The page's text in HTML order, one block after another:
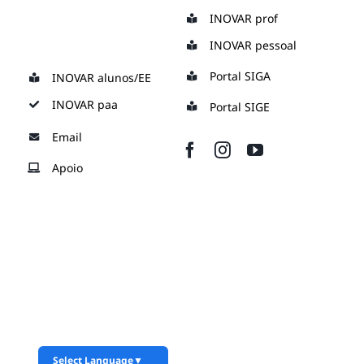
content
INOVAR prof
INOVAR pessoal
INOVAR alunos/EE
INOVAR paa
Portal SIGA
Portal SIGE
Email
Apoio
Select Language▼